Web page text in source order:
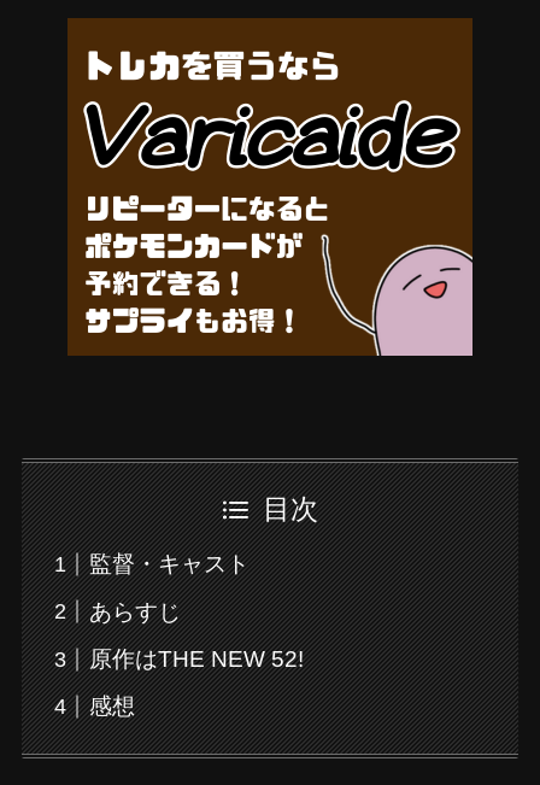
目次
監督・キャスト
あらすじ
原作はTHE NEW 52!
感想